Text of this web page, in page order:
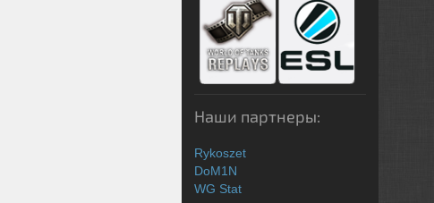
Наши партнеры:
Rykoszet
DoM1N
WG Stat